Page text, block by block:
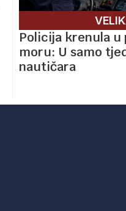
Policija krenula u
moru: U samo
nautičara